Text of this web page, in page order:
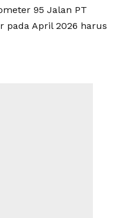
95 Jalan PT
pada April 2026 harus